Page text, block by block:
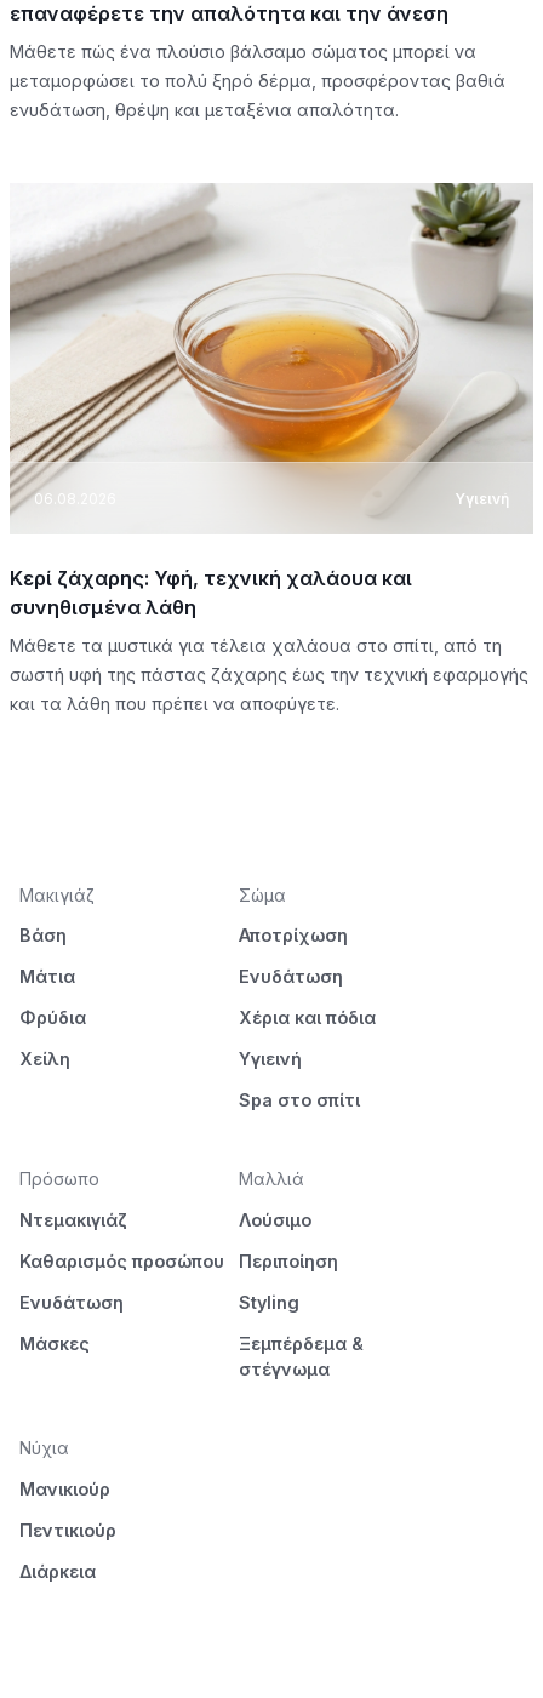
επαναφέρετε την απαλότητα και την άνεση
Μάθετε πώς ένα πλούσιο βάλσαμο σώματος μπορεί να
μεταμορφώσει το πολύ ξηρό δέρμα, προσφέροντας βαθιά
ενυδάτωση, θρέψη και μεταξένια απαλότητα.
06.08.2026 Υγιεινή
Κερί ζάχαρης: Υφή, τεχνική χαλάουα και
συνηθισμένα λάθη
Μάθετε τα μυστικά για τέλεια χαλάουα στο σπίτι, από τη
σωστή υφή της πάστας ζάχαρης έως την τεχνική εφαρμογής
και τα λάθη που πρέπει να αποφύγετε.
Μακιγιάζ
Βάση
Μάτια
Φρύδια
Χείλη
Σώμα
Αποτρίχωση
Ενυδάτωση
Χέρια και πόδια
Υγιεινή
Spa στο σπίτι
Πρόσωπο
Ντεμακιγιάζ
Καθαρισμός προσώπου
Ενυδάτωση
Μάσκες
Μαλλιά
Λούσιμο
Περιποίηση
Styling
Ξεμπέρδεμα &
στέγνωμα
Νύχια
Μανικιούρ
Πεντικιούρ
Διάρκεια